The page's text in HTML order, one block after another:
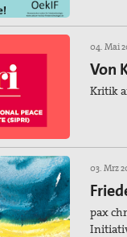
04. Mai
Von
Kritik
03. Mrz
pax